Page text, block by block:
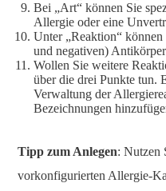
Bei „Art“ können Sie
Allergie oder eine
Unter „Reaktion“ können
und negativen)
Wollen Sie weitere
über die drei Punkte tun.
Verwaltung der
Bezeichnungen
Tipp zum Anlegen: Nutzen
vorkonfigurierten Allergie-